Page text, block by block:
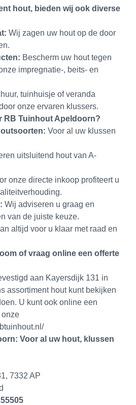
hout, bieden wij ook diverse
Wij zagen uw hout op de door
Bescherm uw hout tegen
impregnatie-, beits- en
tuinhuisje of veranda
onze ervaren klussers.
RB Tuinhout Apeldoorn?
Voor al uw klussen
uitsluitend hout van A-
onze directe inkoop profiteert u
Wij adviseren u graag en
van de juiste keuze.
altijd voor u klaar met raad en
of vraag online een offerte
aan Kayersdijk 131 in
assortiment hout kunt bekijken
U kunt ook online een
onze
Voor al uw hout, klussen
7332 AP